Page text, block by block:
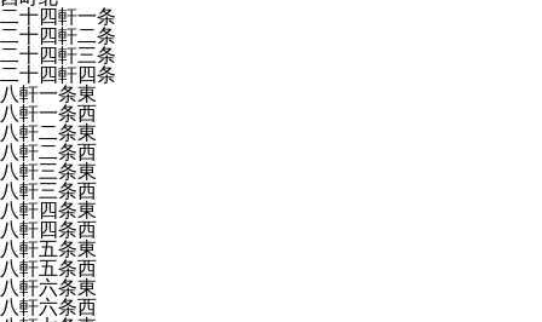
二十四軒一条
二十四軒二条
二十四軒三条
二十四軒四条
八軒一条東
八軒一条西
八軒二条東
八軒二条西
八軒三条東
八軒三条西
八軒四条東
八軒四条西
八軒五条東
八軒五条西
八軒六条東
八軒六条西